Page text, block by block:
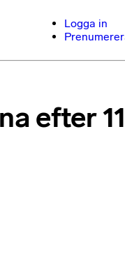
Logga in
efter